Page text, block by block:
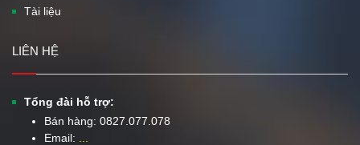
Tài liệu
LIÊN HỆ
Tổng đài hỗ trợ:
Bán hàng: 0827.077.078
Email: